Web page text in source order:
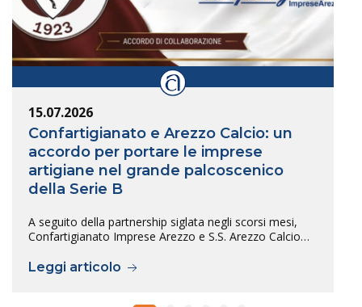
15.07.2026
Confartigianato e Arezzo Calcio: un
accordo per portare le imprese
artigiane nel grande palcoscenico
della Serie B
A seguito della partnership siglata negli scorsi mesi,
Confartigianato Imprese Arezzo e S.S. Arezzo Calcio…
Leggi articolo